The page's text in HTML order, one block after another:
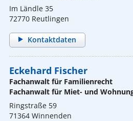
Im Ländle 35
72770 Reutlingen
Kontaktdaten
Eckehard Fischer
Fachanwalt für Familienrecht
Fachanwalt für Miet- und
Ringstraße 59
71364 Winnenden